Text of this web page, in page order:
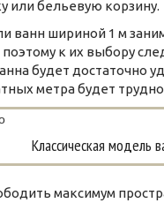
или бельевую корзину.
ванн шириной 1 м
поэтому к их выбору
будет достаточно
метра будет трудно
Классическая модель
максимум